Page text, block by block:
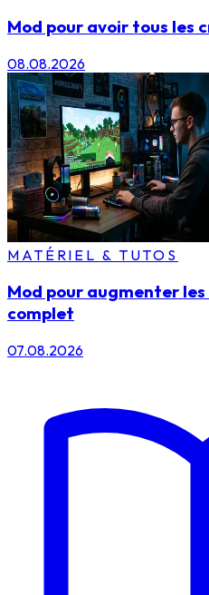
Mod pour avoir tous les
08.08.2026
MATÉRIEL & TUTOS
Mod pour augmenter
complet
07.08.2026